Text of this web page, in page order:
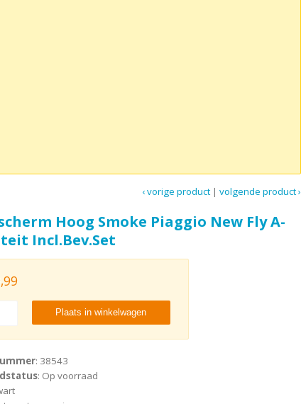
volgende product ›
|
‹ vorige product
Hoog Smoke Piaggio New Fly A-
Incl.Bev.Set
Plaats in winkelwagen
: 38543
: Op voorraad